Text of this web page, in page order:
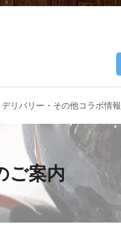
リバリー・その他コラボ情報
ご案内